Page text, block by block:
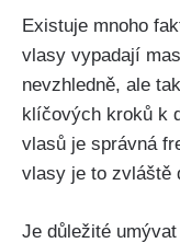
Existuje mnoho
vlasy⁤ vypadají
nevzhledně, ale⁤
‍klíčových kroků k
vlasů ⁣je správná
vlasy je to zvláště
Je důležité